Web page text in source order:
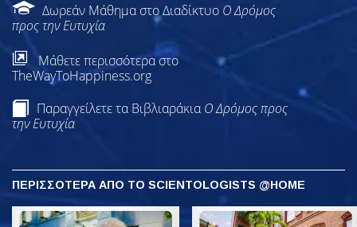
Δωρεάν Μάθημα στο Διαδίκτυο Ο Δρόμος
προς την Ευτυχία
Μάθετε περισσότερα στο
TheWayToHappiness.org
Παραγγείλετε τα ΒιβλιαράκιαΟ Δρόμος προς
την Ευτυχία
ΠΕΡΙΣΣΟΤΕΡΑ ΑΠΟ ΤΟ SCIENTOLOGISTS @HOME